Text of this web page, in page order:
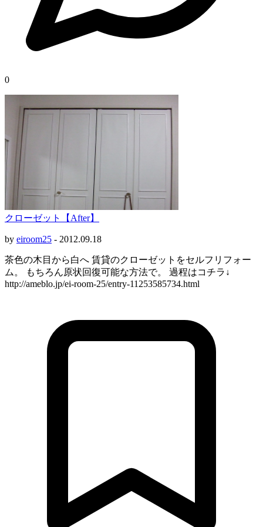
0
クローゼット【After】
by eiroom25 - 2012.09.18
茶色の木目から白へ 賃貸のクローゼットをセルフリフォー
ム。 もちろん原状回復可能な方法で。 過程はコチラ↓
http://ameblo.jp/ei-room-25/entry-11253585734.html